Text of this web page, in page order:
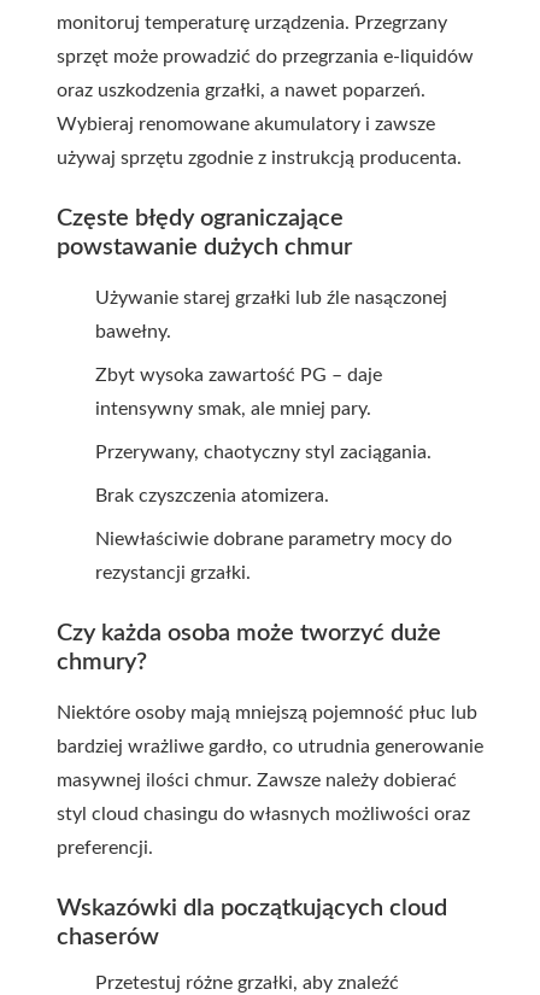
monitoruj temperaturę urządzenia. Przegrzany
sprzęt może prowadzić do przegrzania e-liquidów
oraz uszkodzenia grzałki, a nawet poparzeń.
Wybieraj renomowane akumulatory i zawsze
używaj sprzętu zgodnie z instrukcją producenta.
Częste błędy ograniczające
powstawanie dużych chmur
Używanie starej grzałki lub źle nasączonej
bawełny.
Zbyt wysoka zawartość PG – daje
intensywny smak, ale mniej pary.
Przerywany, chaotyczny styl zaciągania.
Brak czyszczenia atomizera.
Niewłaściwie dobrane parametry mocy do
rezystancji grzałki.
Czy każda osoba może tworzyć duże
chmury?
Niektóre osoby mają mniejszą pojemność płuc lub
bardziej wrażliwe gardło, co utrudnia generowanie
masywnej ilości chmur. Zawsze należy dobierać
styl cloud chasingu do własnych możliwości oraz
preferencji.
Wskazówki dla początkujących cloud
chaserów
Przetestuj różne grzałki, aby znaleźć